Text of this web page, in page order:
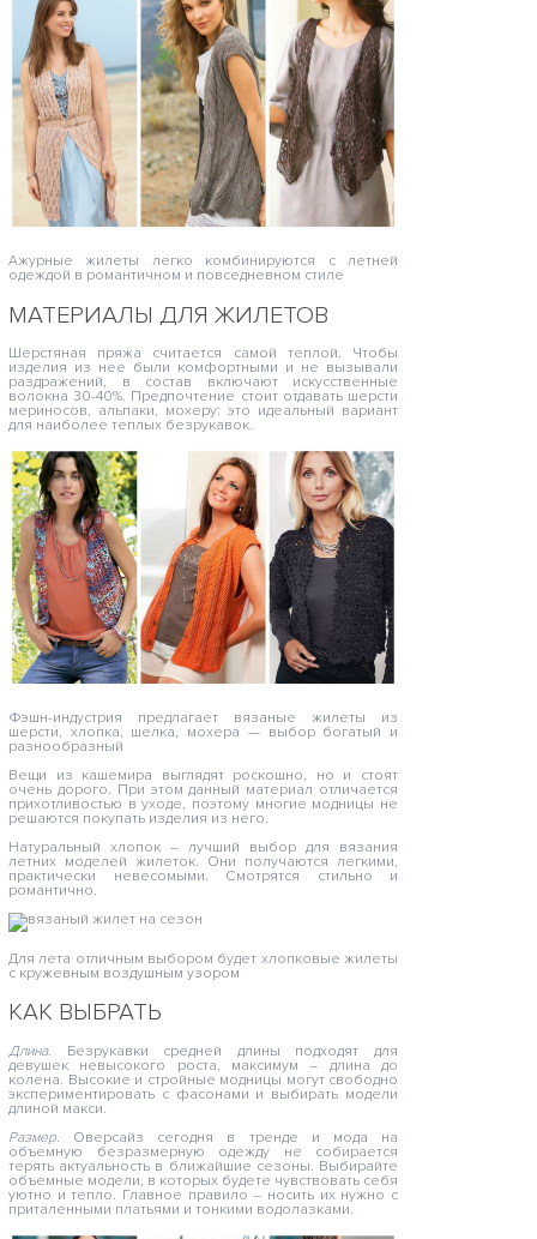
Ажурные жилеты легко комбинируются с летней
одеждой в романтичном и повседневном стиле
МАТЕРИАЛЫ ДЛЯ ЖИЛЕТОВ
Шерстяная пряжа считается самой теплой. Чтобы
изделия из нее были комфортными и не вызывали
раздражений, в состав включают искусственные
волокна 30-40%. Предпочтение стоит отдавать шерсти
мериносов, альпаки, мохеру: это идеальный вариант
для наиболее теплых безрукавок.
Фэшн-индустрия предлагает вязаные жилеты из
шерсти, хлопка, шелка, мохера — выбор богатый и
разнообразный
Вещи из кашемира выглядят роскошно, но и стоят
очень дорого. При этом данный материал отличается
прихотливостью в уходе, поэтому многие модницы не
решаются покупать изделия из него.
Натуральный хлопок – лучший выбор для вязания
летних моделей жилеток. Они получаются легкими,
практически невесомыми. Смотрятся стильно и
романтично.
Для лета отличным выбором будет хлопковые жилеты
с кружевным воздушным узором
КАК ВЫБРАТЬ
Длина. Безрукавки средней длины подходят для
девушек невысокого роста, максимум – длина до
колена. Высокие и стройные модницы могут свободно
экспериментировать с фасонами и выбирать модели
длиной макси.
Размер. Оверсайз сегодня в тренде и мода на
объемную безразмерную одежду не собирается
терять актуальность в ближайшие сезоны. Выбирайте
объемные модели, в которых будете чувствовать себя
уютно и тепло. Главное правило – носить их нужно с
приталенными платьями и тонкими водолазками.